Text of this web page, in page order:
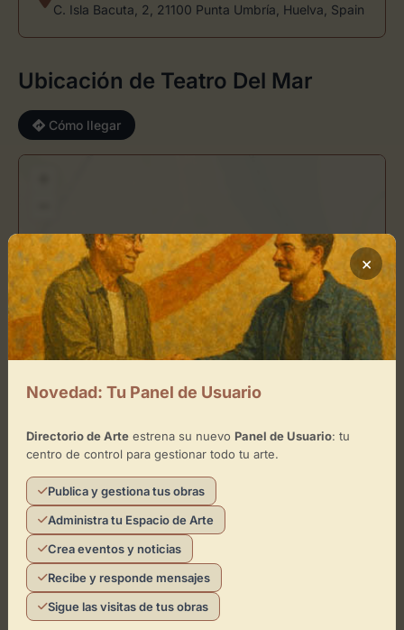
C. Isla Bacuta, 2, 21100 Punta Umbría, Huelva, Spain
Ubicación de Teatro Del Mar
Cómo llegar
Teatro Del Mar
×
Toca el mapa para interactuar
Activar Mapa
¿Eres el representante de este
espacio?
Reclámalo de forma gratuita para gestionar su
×
Novedad: Tu Panel de Usuario
Directorio de Arteestrena su nuevo Panel de Usuario: tu
centro de control para gestionar todo tu arte.
Publica y gestiona tus obras
Administra tu Espacio de Arte
Crea eventos y noticias
Recibe y responde mensajes
Sigue las visitas de tus obras